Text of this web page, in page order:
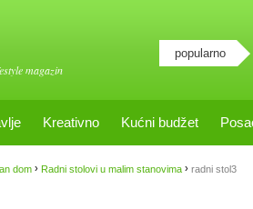
magazin
popularno
Kreativno Kućni budžet
dom › Radni stolovi u malim stanovima › radni stol3